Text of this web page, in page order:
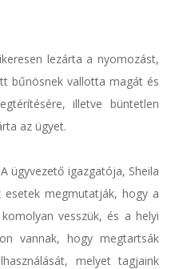
lezárta a nyomozást,
bűnösnek vallotta magát és
illetve büntetlen
az ügyet.
ügyvezető igazgatója, Sheila
esetek megmutatják, hogy a
vesszük, és a helyi
vannak, hogy megtartsák
melyet tagjaink